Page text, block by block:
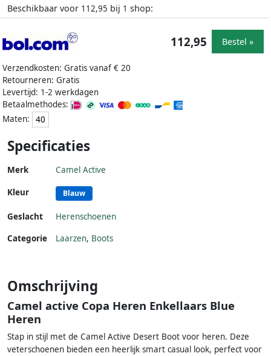
Beschikbaar voor 112,95 bij 1 shop:
Verzendkosten: Gratis vanaf € 20
Retourneren: Gratis
Levertijd: 1-2 werkdagen
Betaalmethodes:
Maten:
40
112,95 Bestel »
Specificaties
Merk Camel Active
Kleur Blauw
Geslacht
Herenschoenen
Categorie
Laarzen, Boots
Omschrijving
Camel active Copa Heren Enkellaars Blue
Heren
Stap in stijl met de Camel Active Desert Boot voor heren. Deze
veterschoenen bieden een heerlijk smart casual look, perfect voor